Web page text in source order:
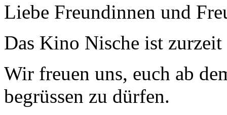
Liebe Freundinnen und
Das Kino Nische ist zurzeit
Wir freuen uns, euch ab
begrüssen zu dürfen.